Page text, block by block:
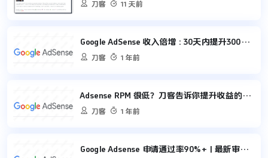

刀客  11 天前
Google AdSense 收入倍增 : 30天内提升300%的实操指南

刀客  1 年前
Adsense RPM 很低？刀客告诉你提升收益的关键因素

刀客  1 年前
Google Adsense 申请通过率90%+ | 最新审核标准与技巧